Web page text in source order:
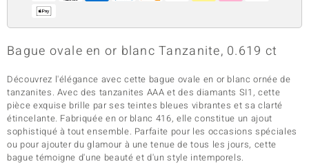
Bague ovale en or blanc Tanzanite, 0.619 ct
Découvrez l'élégance avec cette bague ovale en or blanc ornée de
tanzanites. Avec des tanzanites AAA et des diamants SI1, cette
pièce exquise brille par ses teintes bleues vibrantes et sa clarté
étincelante. Fabriquée en or blanc 416, elle constitue un ajout
sophistiqué à tout ensemble. Parfaite pour les occasions spéciales
ou pour ajouter du glamour à une tenue de tous les jours, cette
bague témoigne d'une beauté et d'un style intemporels.